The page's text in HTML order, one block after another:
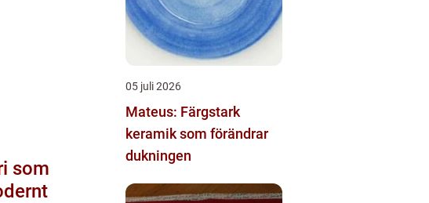
05 juli 2026
Mateus: Färgstark
keramik som förändrar
dukningen